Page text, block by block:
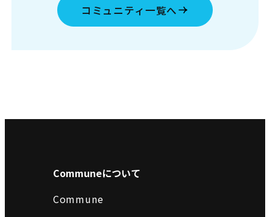
コミュニティ一覧へ
Communeについて
Commune